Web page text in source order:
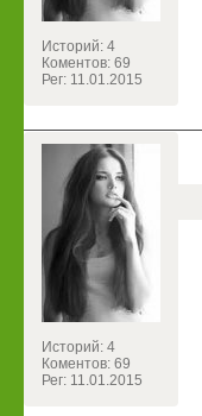
Историй: 4
Коментов: 69
Рег: 11.01.2015
Историй: 4
Коментов: 69
Рег: 11.01.2015